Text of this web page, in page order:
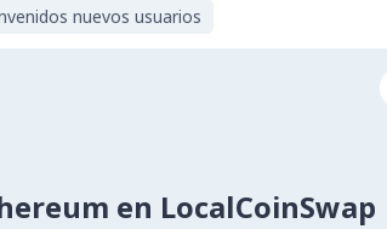
nuevos usuarios
en LocalCoinSwap